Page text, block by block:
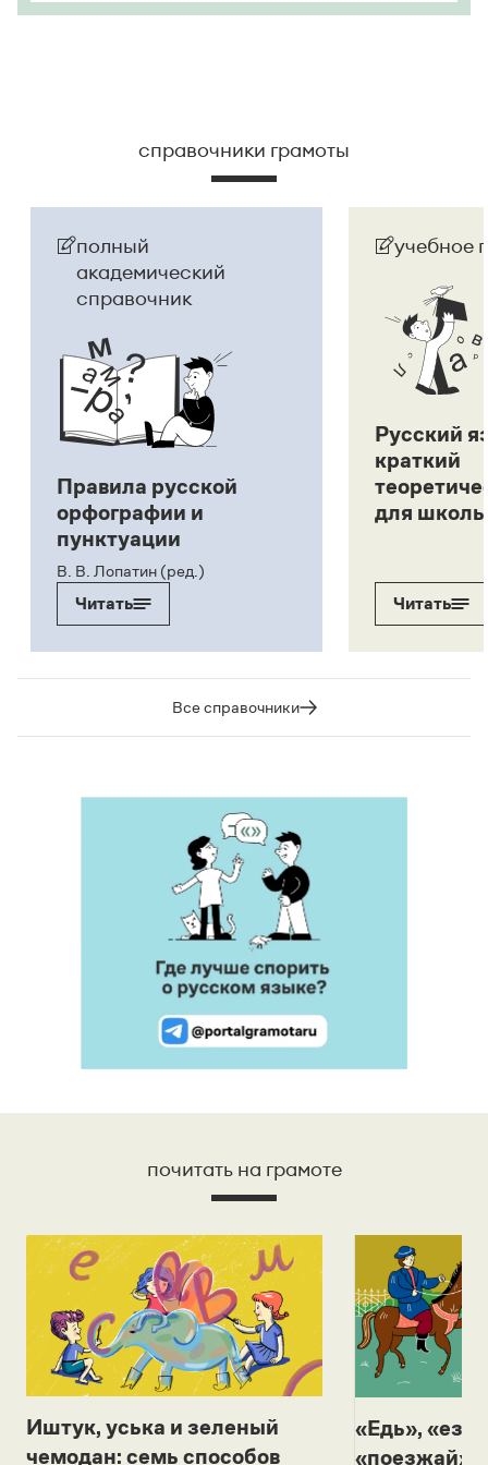
справочники грамоты
полный
академический
справочник
Правила русской
орфографии и
пунктуации
В. В. Лопатин (ред.)
Читать
учебное
Русский
краткий
для
Читать
Все справочники
почитать на грамоте
Иштук, уська и зеленый
чемодан: семь способов
«Едь»,
«поезжай»?